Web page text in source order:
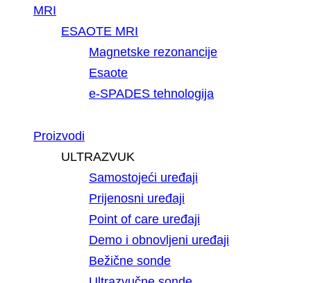
MRI
ESAOTE MRI
Magnetske rezonancije
Esaote
e-SPADES tehnologija
Proizvodi
ULTRAZVUK
Samostojeći uređaji
Prijenosni uređaji
Point of care uređaji
Demo i obnovljeni uređaji
Bežične sonde